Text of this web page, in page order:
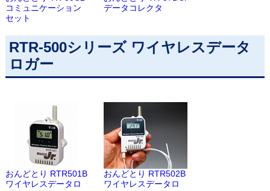
コミュニケーション
セット
データコレクタ
RTR-500シリーズ ワイヤレスデータ
ロガー
おんどとり RTR501B
ワイヤレスデータロ
おんどとり RTR502B
ワイヤレスデータロ